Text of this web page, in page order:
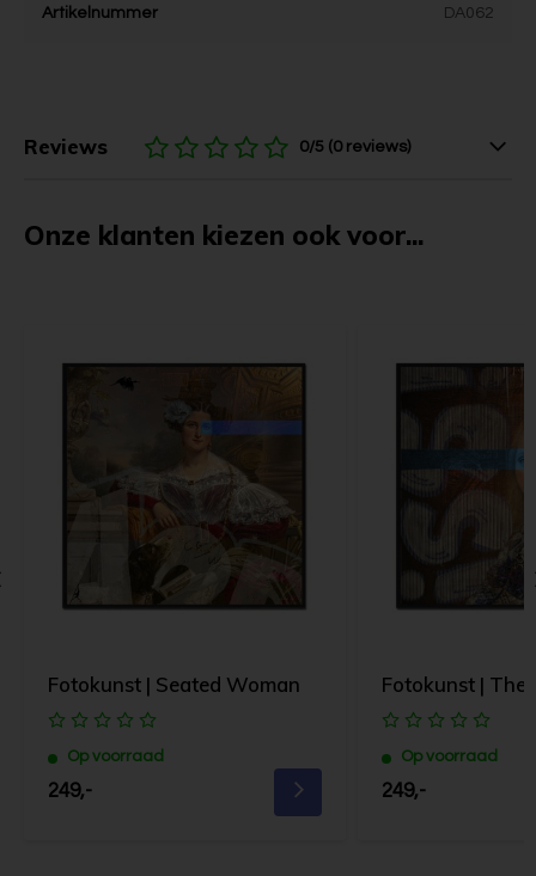
Artikelnummer DA062
Reviews 0/5 (0 reviews)
Onze klanten kiezen ook voor...
Fotokunst | Seated Woman
Op voorraad
249,-
Fotokunst | The
Op voorraad
249,-